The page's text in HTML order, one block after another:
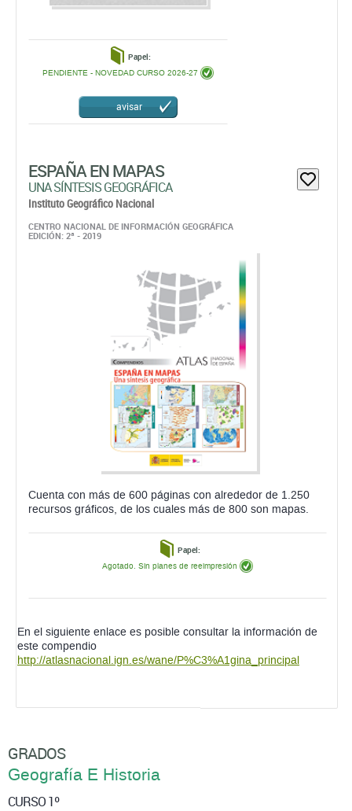
Papel:
PENDIENTE - NOVEDAD CURSO 2026-27
avisar
ESPAÑA EN MAPAS
UNA SÍNTESIS GEOGRÁFICA
Instituto Geográfico Nacional
CENTRO NACIONAL DE INFORMACIÓN GEOGRÁFICA
EDICIÓN: 2ª - 2019
Cuenta con más de 600 páginas con alrededor de 1.250
recursos gráficos, de los cuales más de 800 son mapas.
Papel:
Agotado. Sin planes de reeimpresión
En el siguiente enlace es posible consultar la información de
este compendio
http://atlasnacional.ign.es/wane/P%C3%A1gina_principal
GRADOS
Geografía E Historia
CURSO 1º